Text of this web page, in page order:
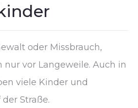
oder Missbrauch,
vor Langeweile. Auch in
viele Kinder und
Straße.